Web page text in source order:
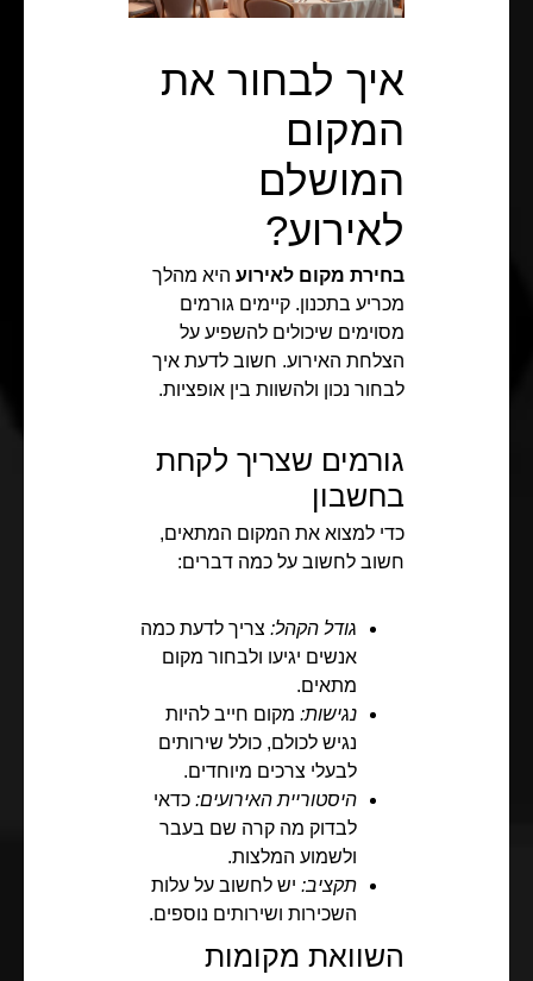
איך לבחור את
המקום
המושלם
לאירוע?
בחירת מקום לאירוע היא מהלך
מכריע בתכנון. קיימים גורמים
מסוימים שיכולים להשפיע על
הצלחת האירוע. חשוב לדעת איך
לבחור נכון ולהשוות בין אופציות.
גורמים שצריך לקחת
בחשבון
כדי למצוא את המקום המתאים,
חשוב לחשוב על כמה דברים:
גודל הקהל: צריך לדעת כמה
אנשים יגיעו ולבחור מקום
מתאים.
נגישות: מקום חייב להיות
נגיש לכולם, כולל שירותים
לבעלי צרכים מיוחדים.
היסטוריית האירועים: כדאי
לבדוק מה קרה שם בעבר
ולשמוע המלצות.
תקציב: יש לחשוב על עלות
השכירות ושירותים נוספים.
השוואת מקומות